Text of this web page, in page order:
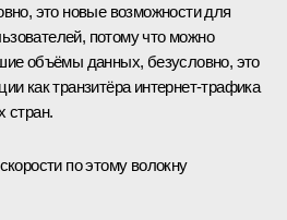
это новые возможности для
потому что можно
объёмы данных, безусловно, это
как транзитёра интернет-трафика
стран.
по этому волокну